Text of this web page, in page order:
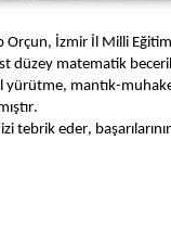
Orçun, İzmir İl Milli
düzey matematik
yürütme, mantık-
tebrik eder,